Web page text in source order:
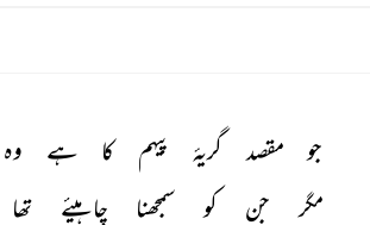
جو مقصد گریۂ پیہم کا ہے
مگر
جن کو سمجھنا چاہیئے تھا